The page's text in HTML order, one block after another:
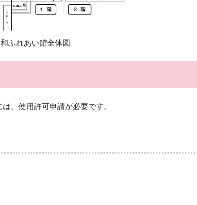
ふれあい館全体図
、使用許可申請が必要です。